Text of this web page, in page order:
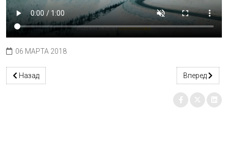
06 МАРТА 2018
Предыдущий: Первый готов!
Назад Следующий:
Вперед